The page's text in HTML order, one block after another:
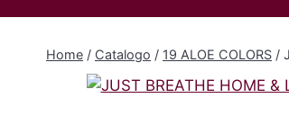
Home / Catalogo / 19 ALOE COLORS /